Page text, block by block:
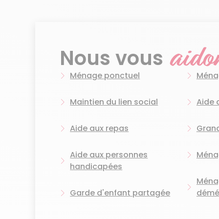
Notre
Choisir
Elles
Nous vous
Ménage ponctuel
Maintien du lien social
Aide aux repas
Aide aux personnes
handicapées
Garde d'enfant partagée
Aide